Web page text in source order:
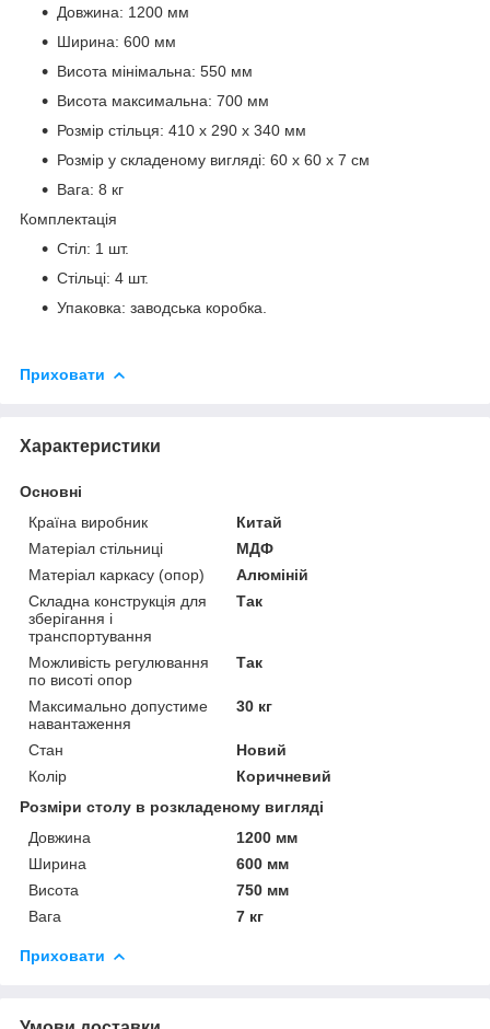
Довжина: 1200 мм
Ширина: 600 мм
Висота мінімальна: 550 мм
Висота максимальна: 700 мм
Розмір стільця: 410 х 290 х 340 мм
Розмір у складеному вигляді: 60 х 60 х 7 см
Вага: 8 кг
Комплектація
Стіл: 1 шт.
Стільці: 4 шт.
Упаковка: заводська коробка.
Приховати
Характеристики
Основні
Країна виробник
Китай
Матеріал стільниці
МДФ
Матеріал каркасу (опор)
Алюміній
Складна конструкція для
зберігання і
транспортування
Так
Можливість регулювання
по висоті опор
Так
Максимально допустиме
навантаження
30 кг
Стан
Новий
Колір
Коричневий
Розміри столу в розкладеному вигляді
Довжина
1200 мм
Ширина
600 мм
Висота
750 мм
Вага
7 кг
Приховати